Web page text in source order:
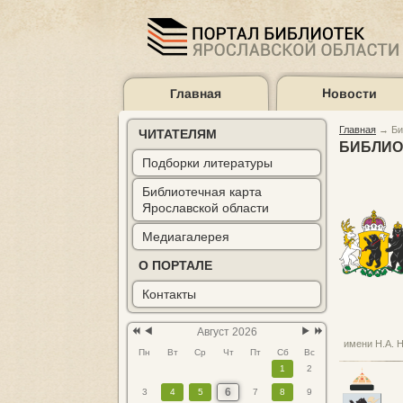
Главная Новости
Подборки
литературы
ЧИТАТЕЛЯМ
Подборки литературы
Библиотечная карта
Ярославской области
Медиагалерея
О ПОРТАЛЕ
Контакты
Предыдущий
Предыдущий
месяц
Следующий
Следующий
Август 2026
Пн Вт Ср Чт Пт Сб
Вс
1
2
3 4 5 6 7 8 9
Главная →
имени Н.А.